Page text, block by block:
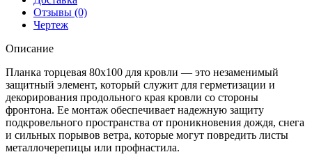
пленкой
RAL
6005
зеленый
(2м)
Отзывы (0)
Чертеж
Описание
Планка торцевая 80х100 для кровли — это незаменимый
защитный элемент, который служит для герметизации и
декорирования продольного края кровли со стороны
фронтона. Ее монтаж обеспечивает надежную защиту
подкровельного пространства от проникновения дождя, снега
и сильных порывов ветра, которые могут повредить листы
металлочерепицы или профнастила.